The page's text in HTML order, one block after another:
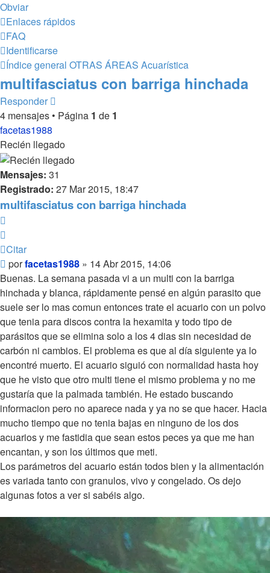
Obviar
Enlaces rápidos
FAQ
Identificarse
Índice general OTRAS ÁREAS Acuarística
multifasciatus con barriga hinchada
Responder
4 mensajes • Página 1 de 1
facetas1988
Recién llegado
Mensajes: 31
Registrado: 27 Mar 2015, 18:47
multifasciatus con barriga hinchada
Citar
Mensaje
porfacetas1988 » 14 Abr 2015, 14:06
Buenas. La semana pasada vi a un multi con la barriga
hinchada y blanca, rápidamente pensé en algún parasito que
suele ser lo mas comun entonces trate el acuario con un polvo
que tenia para discos contra la hexamita y todo tipo de
parásitos que se elimina solo a los 4 dias sin necesidad de
carbón ni cambios. El problema es que al día siguiente ya lo
encontré muerto. El acuario siguió con normalidad hasta hoy
que he visto que otro multi tiene el mismo problema y no me
gustaría que la palmada también. He estado buscando
informacion pero no aparece nada y ya no se que hacer. Hacia
mucho tiempo que no tenia bajas en ninguno de los dos
acuarios y me fastidia que sean estos peces ya que me han
encantan, y son los últimos que meti.
Los parámetros del acuario están todos bien y la alimentación
es variada tanto con granulos, vivo y congelado. Os dejo
algunas fotos a ver si sabéis algo.